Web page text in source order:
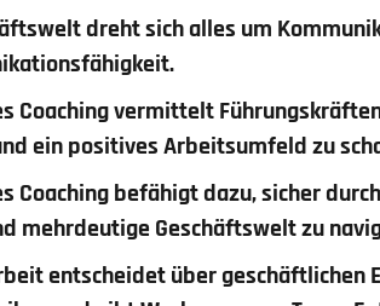
dreht sich alles um
Coaching vermittelt
ein positives Arbeitsumfeld zu
Coaching befähigt dazu, sicher
mehrdeutige Geschäftswelt zu
entscheidet über geschäftlichen